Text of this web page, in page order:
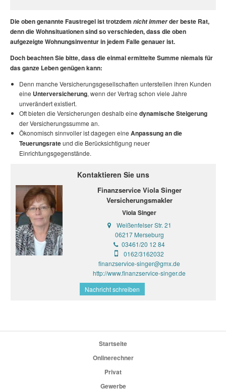
Die oben genannte Faustregel ist trotzdem nicht immerder beste Rat,
denn die Wohnsituationen sind so verschieden, dass die oben
aufgezeigteWohnungsinventurin jedem Falle genauer ist.
Doch beachten Sie bitte, dass die einmal ermittelte Summe niemals für
das ganze Leben genügen kann:
Denn manche Versicherungsgesellschaften unterstellen ihren Kunden
eine Unterversicherung, wenn der Vertrag schon viele Jahre
unverändert existiert.
Oft bieten die Versicherungen deshalb eine dynamische Steigerung
der Versicherungssumme an.
Ökonomisch sinnvoller ist dagegen eine Anpassung an die
Teuerungsrateund die Berücksichtigung neuer
Einrichtungsgegenstände.
Kontaktieren Sie uns
Finanzservice Viola Singer
Versicherungsmakler
Viola Singer
Weißenfelser Str. 21
06217 Merseburg
03461/20 12 84
0162/3162032
finanzservice-singer@gmx.de
http://www.finanzservice-singer.de
Nachricht schreiben
Startseite
Onlinerechner
Privat
Gewerbe